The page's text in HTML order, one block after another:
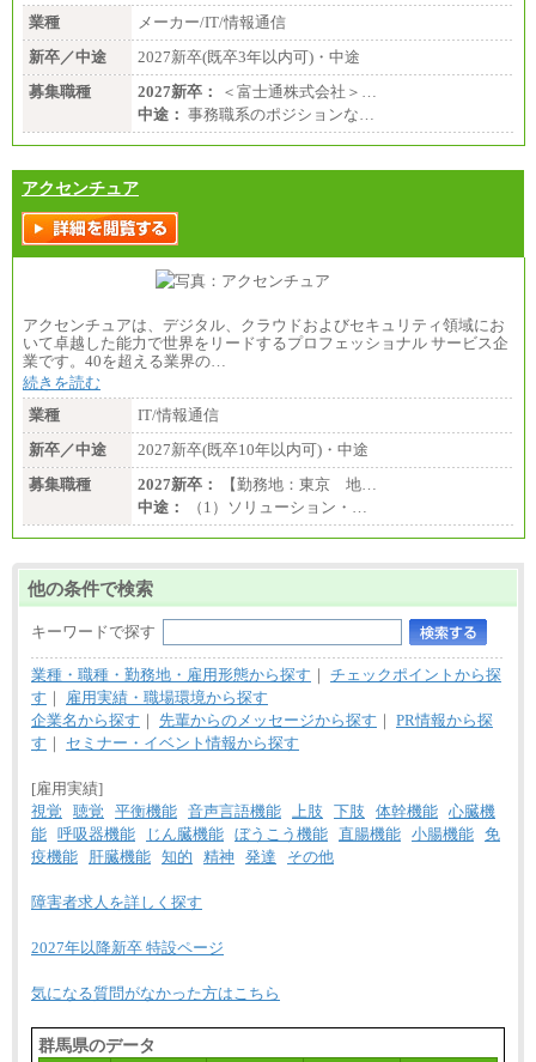
業種
メーカー/IT/情報通信
新卒／中途
2027新卒(既卒3年以内可)・中途
募集職種
2027新卒：
＜富士通株式会社＞…
中途： 事務職系のポジションな…
アクセンチュア
アクセンチュアは、デジタル、クラウドおよびセキュリティ領域にお
いて卓越した能力で世界をリードするプロフェッショナル サービス企
業です。40を超える業界の…
続きを読む
業種
IT/情報通信
新卒／中途
2027新卒(既卒10年以内可)・中途
募集職種
2027新卒：
【勤務地：東京 地…
中途：
（1）ソリューション・…
他の条件で検索
キーワードで探す
業種・職種・勤務地・雇用形態から探す ｜ チェックポイントから探
す ｜
雇用実績・職場環境から探す
企業名から探す ｜ 先輩からのメッセージから探す ｜ PR情報から探
す ｜ セミナー・イベント情報から探す
[雇用実績]
視覚
聴覚 平衡機能 音声言語機能 上肢 下肢 体幹機能 心臓機
能 呼吸器機能 じん臓機能 ぼうこう機能 直腸機能 小腸機能 免
疫機能
肝臓機能 知的 精神 発達 その他
障害者求人を詳しく探す
2027年以降新卒 特設ページ
気になる質問がなかった方はこちら
群馬県のデータ